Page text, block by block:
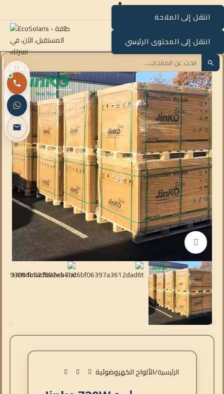
انتقل إلى الملاحة
انتقل إلى المحتوى الرئيسي
انقر للتكبير
الرئيسية الألواح الكهروضوئية